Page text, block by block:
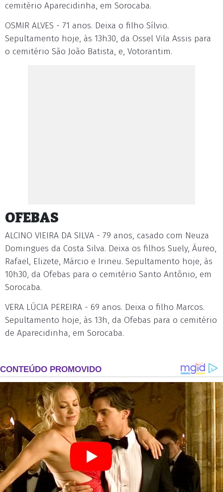
cemitério Aparecidinha, em Sorocaba.
OSMIR ALVES - 71 anos. Deixa o filho Sílvio.
Sepultamento hoje, às 13h30, da Ossel Vila Assis para
o cemitério São João Batista, e, Votorantim.
OFEBAS
ALCINO VIEIRA DA SILVA - 79 anos, casado com Neuza
Domingues da Costa Silva. Deixa os filhos Suely, Áureo,
Rafael, Elizete, Márcio e Irineu. Sepultamento hoje, às
10h30, da Ofebas para o cemitério Santo Antônio, em
Sorocaba.
VERA LÚCIA PEREIRA - 69 anos. Deixa o filho Marcos.
Sepultamento hoje, às 13h, da Ofebas para o cemitério
de Aparecidinha, em Sorocaba.